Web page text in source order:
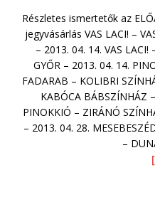
Részletes ismertetők az
jegyvásárlás VAS LACI! –
– 2013. 04. 14. VAS LACI!
GYŐR – 2013. 04. 14.
FADARAB – KOLIBRI
KABÓCA BÁBSZÍNHÁZ
PINOKKIÓ – ZIRÁNÓ
– 2013. 04. 28.
–